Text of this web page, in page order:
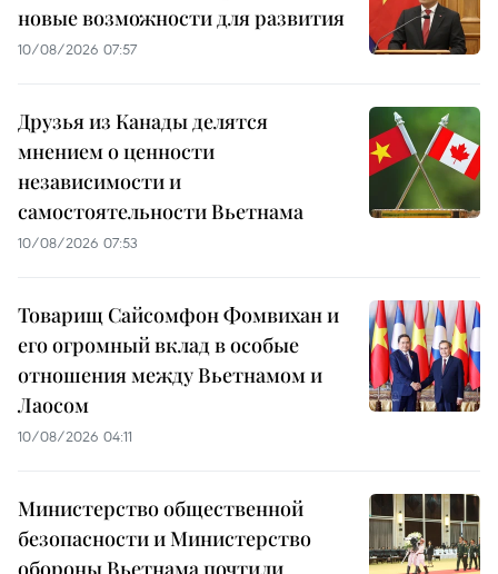
новые возможности для развития
10/08/2026 07:57
Друзья из Канады делятся
мнением о ценности
независимости и
самостоятельности Вьетнама
10/08/2026 07:53
Товарищ Сайсомфон Фомвихан и
его огромный вклад в особые
отношения между Вьетнамом и
Лаосом
10/08/2026 04:11
Министерство общественной
безопасности и Министерство
обороны Вьетнама почтили